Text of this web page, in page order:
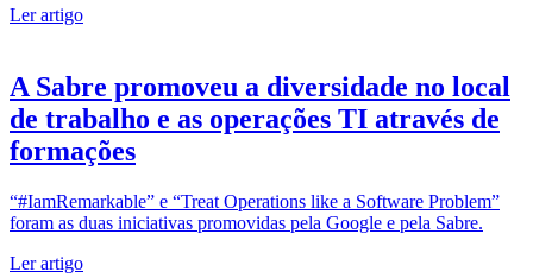
Ler artigo
A Sabre promoveu a diversidade no local
de trabalho e as operações TI através de
formações
“#IamRemarkable” e “Treat Operations like a Software Problem”
foram as duas iniciativas promovidas pela Google e pela Sabre.
Ler artigo